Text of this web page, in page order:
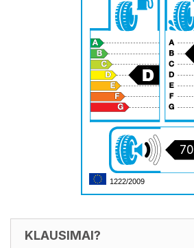
70
1222/2009
KLAUSIMAI?